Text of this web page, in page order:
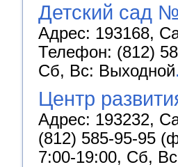
Детский сад
Адрес: 193168,
Телефон: (812)
Сб, Вс: Выходной
Центр
Адрес: 193232,
(812) 585-95-95
7:00-19:00, Сб,